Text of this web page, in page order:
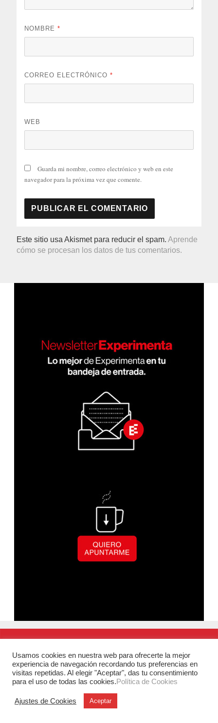
NOMBRE*
CORREO ELECTRÓNICO*
WEB
Guarda mi nombre, correo electrónico y web en este
navegador para la próxima vez que comente.
Este sitio usa Akismet para reducir el spam.Aprende
cómo se procesan los datos de tus comentarios.
Usamos cookies en nuestra web para ofrecerte la mejor
experiencia de navegación recordando tus preferencias en
visitas repetidas. Al elegir "Aceptar", das tu consentimiento
para el uso de todas las cookies.Política de Cookies
Ajustes de Cookies Aceptar